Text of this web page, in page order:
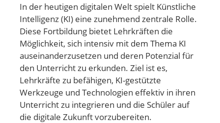
In der heutigen digitalen Welt spielt Künstliche
Intelligenz (KI) eine zunehmend zentrale Rolle.
Diese Fortbildung bietet Lehrkräften die
Möglichkeit, sich intensiv mit dem Thema KI
auseinanderzusetzen und deren Potenzial für
den Unterricht zu erkunden. Ziel ist es,
Lehrkräfte zu befähigen, KI-gestützte
Werkzeuge und Technologien effektiv in ihren
Unterricht zu integrieren und die Schüler auf
die digitale Zukunft vorzubereiten.